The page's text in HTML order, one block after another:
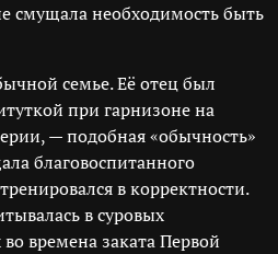
смущала необходимость быть
семье. Её отец был
при гарнизоне на
— подобная «обычность»
благовоспитанного
в корректности.
в суровых
времена заката Первой